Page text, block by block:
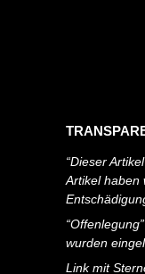
“Dieser
Artikel haben
wurden
Link mit